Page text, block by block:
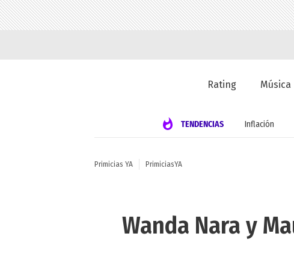
Rating Música
TENDENCIAS Inflación
Primicias YA PrimiciasYA
Wanda Nara y